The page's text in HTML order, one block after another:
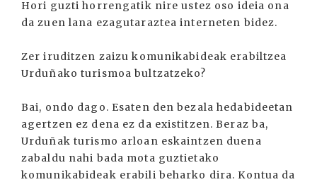
Hori guzti horrengatik nire ustez oso ideia ona
da zuen lana ezagutaraztea interneten bidez.
Zer iruditzen zaizu komunikabideak erabiltzea
Urduñako turismoa bultzatzeko?
Bai, ondo dago. Esaten den bezala hedabideetan
agertzen ez dena ez da existitzen. Beraz ba,
Urduñak turismo arloan eskaintzen duena
zabaldu nahi bada mota guztietako
komunikabideak erabili beharko dira. Kontua da